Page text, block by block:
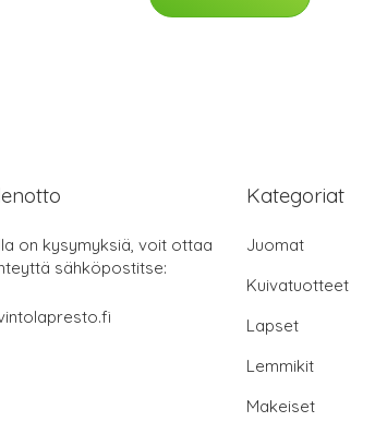
on kysymyksiä, voit ottaa
sähköpostitse:
Kategoriat
Juomat
Kuivatuotteet
Lapset
Lemmikit
Makeiset